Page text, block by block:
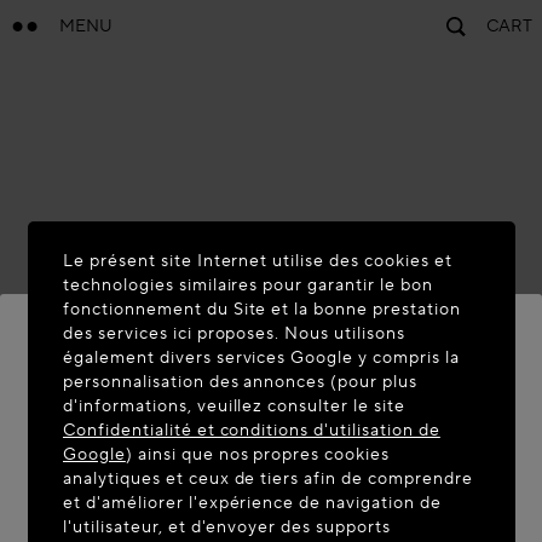
MENU CART
BIENVENUE SUR MAISON-
ALAIA.COM
Vous semblez être dans le pays suivant : United
States. Souhaitez-vous mettre à jour votre
localisation ?
Le présent site Internet utilise des cookies et
technologies similaires pour garantir le bon
fonctionnement du Site et la bonne prestation
des services ici proposes. Nous utilisons
également divers services Google y compris la
personnalisation des annonces (pour plus
d'informations, veuillez consulter le site
Confidentialité et conditions d'utilisation de
Google) ainsi que nos propres cookies
analytiques et ceux de tiers afin de comprendre
et d'améliorer l'expérience de navigation de
l'utilisateur, et d'envoyer des supports